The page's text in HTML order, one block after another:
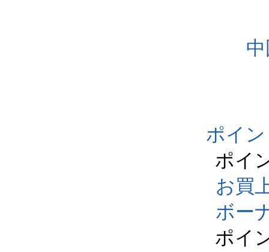
ポイ
ポイ
お買
ボー
ポイ